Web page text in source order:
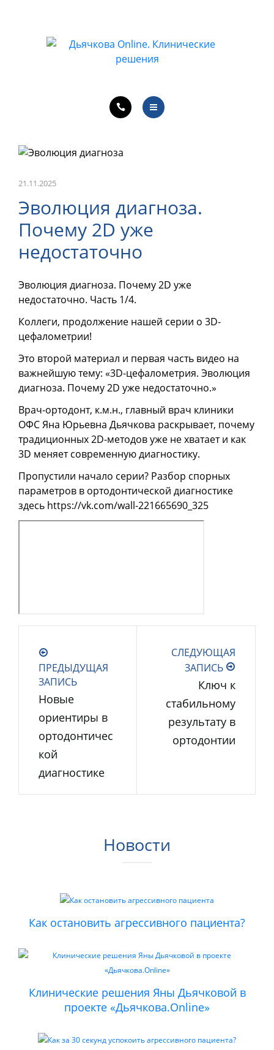
ЛЕЧЕБНАЯ ДЕЯТЕЛЬНОСТЬ
НОВОСТИ
ОБУЧЕНИЕ ВРАЧЕЙ
ЛЕЧЕБНАЯ ДЕЯТЕЛЬНОСТЬ
ОНЛАЙН-КУРСЫ
21.11.2025
Эволюция диагноза.
Почему 2D уже
недостаточно
Эволюция диагноза. Почему 2D уже
недостаточно. Часть 1/4.
Коллеги, продолжение нашей серии о 3D-
цефалометрии!
Это второй материал и первая часть видео на
важнейшую тему: «3D-цефалометрия. Эволюция
диагноза. Почему 2D уже недостаточно.»
Врач-ортодонт, к.м.н., главный врач клиники
ОФС Яна Юрьевна Дьячкова раскрывает, почему
традиционных 2D-методов уже не хватает и как
3D меняет современную диагностику.
Пропустили начало серии? Разбор спорных
параметров в ортодонтической диагностике
здесь https://vk.com/wall-221665690_325
ПРЕДЫДУЩАЯ
ЗАПИСЬ
Новые
ориентиры в
ортодонтичес
кой
диагностике
СЛЕДУЮЩАЯ
ЗАПИСЬ
Ключ к
стабильному
результату в
ортодонтии
Новости
Как остановить агрессивного пациента?
Клинические решения Яны Дьячковой в
проекте «Дьячкова.Online»